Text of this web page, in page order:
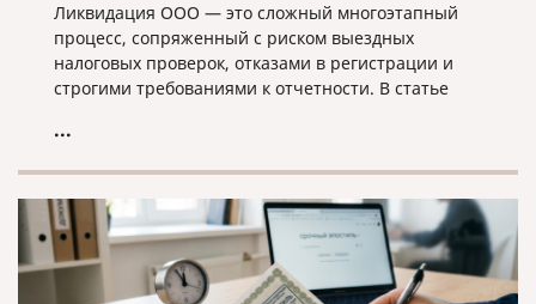
Ликвидация ООО — это сложный многоэтапный
процесс, сопряженный с риском выездных
налоговых проверок, отказами в регистрации и
строгими требованиями к отчетности. В статье
бизнеса, критерии упрощенной процедуры и
...